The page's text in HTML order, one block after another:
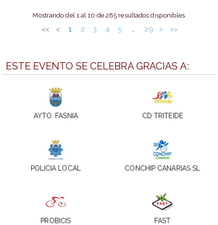
Mostrando del 1 al 10 de 285 resultados disponibles
<< < 1 2 3 4 5 … 29 > >>
ESTE EVENTO SE CELEBRA GRACIAS A:
AYTO. FASNIA CD TRITEIDE
POLICIA LOCAL CONCHIP CANARIAS SL
PROBICIS FAST